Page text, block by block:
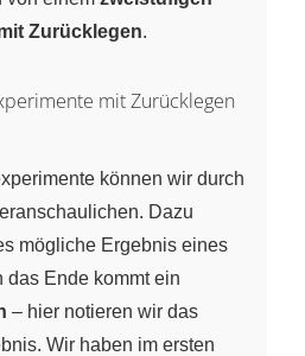
Zurücklegen.
mit Zurücklegen
können wir durch
Dazu
mögliche Ergebnis eines
das Ende kommt ein
– hier notieren wir das
Wir haben im ersten